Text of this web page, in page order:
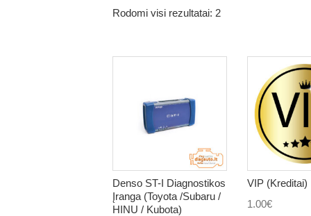
Rodomi visi rezultatai: 2
Denso ST-I Diagnostikos
Įranga (Toyota /Subaru /
HINU / Kubota)
VIP (Kreditai)
1.00€